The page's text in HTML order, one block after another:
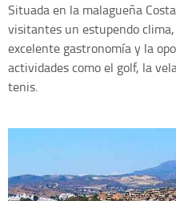
Situada en la malagueña
visitantes un estupendo
excelente gastronomía y la
actividades como el golf, la
tenis.